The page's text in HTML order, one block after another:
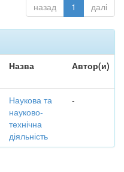
назад 1 далі
Назва Автор(и)
Наукова та
науково-
технічна
діяльність
-